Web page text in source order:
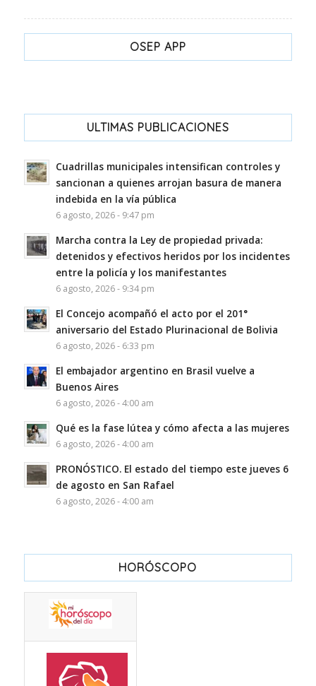
OSEP APP
ULTIMAS PUBLICACIONES
Cuadrillas municipales intensifican controles y
sancionan a quienes arrojan basura de manera
indebida en la vía pública
6 agosto, 2026 - 9:47 pm
Marcha contra la Ley de propiedad privada:
detenidos y efectivos heridos por los incidentes
entre la policía y los manifestantes
6 agosto, 2026 - 9:34 pm
El Concejo acompañó el acto por el 201°
aniversario del Estado Plurinacional de Bolivia
6 agosto, 2026 - 6:33 pm
El embajador argentino en Brasil vuelve a
Buenos Aires
6 agosto, 2026 - 4:00 am
Qué es la fase lútea y cómo afecta a las mujeres
6 agosto, 2026 - 4:00 am
PRONÓSTICO. El estado del tiempo este jueves 6
de agosto en San Rafael
6 agosto, 2026 - 4:00 am
HORÓSCOPO